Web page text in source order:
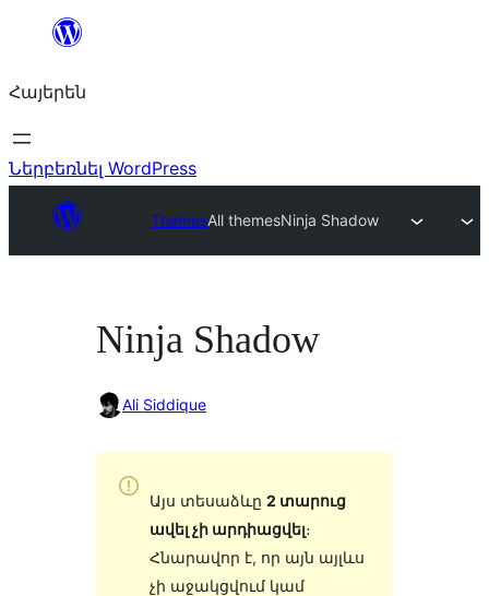
Անցնել
Հայերեն
Ներբեռնել WordPress
ThemesAll themesNinja Shadow
Ninja Shadow
Ali Siddique
Այս տեսաձևը 2 տարուց
ավել չի արդիացվել։
Հնարավոր է, որ այն այլևս
չի աջակցվում կամ